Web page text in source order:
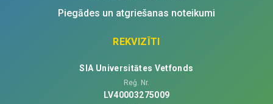
Piegādes un atgriešanas noteikumi
REKVIZĪTI
SIA Universitātes Vetfonds
Reģ. Nr.
LV40003275009